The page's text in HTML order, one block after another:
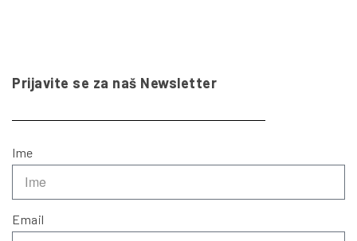
Prijavite se za naš Newsletter
Ime
Email